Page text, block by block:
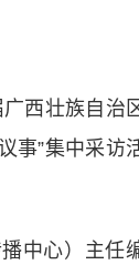
西壮族自治
事”集中采访
中心）主任